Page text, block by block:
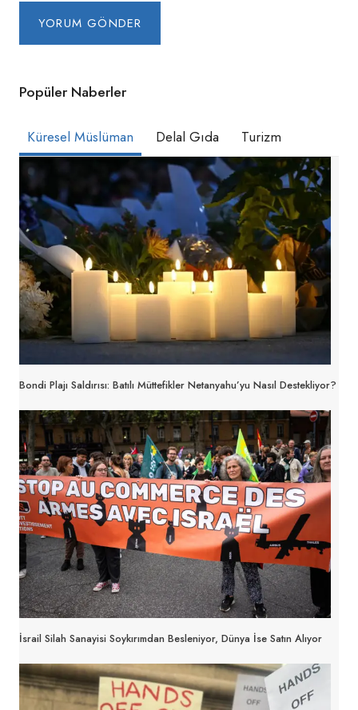
Popüler Naberler
Küresel Müslüman Delal Gıda Turizm
Bondi Plajı Saldırısı: Batılı Müttefikler Netanyahu’yu Nasıl Destekliyor?
İsrail Silah Sanayisi Soykırımdan Besleniyor, Dünya İse Satın Alıyor